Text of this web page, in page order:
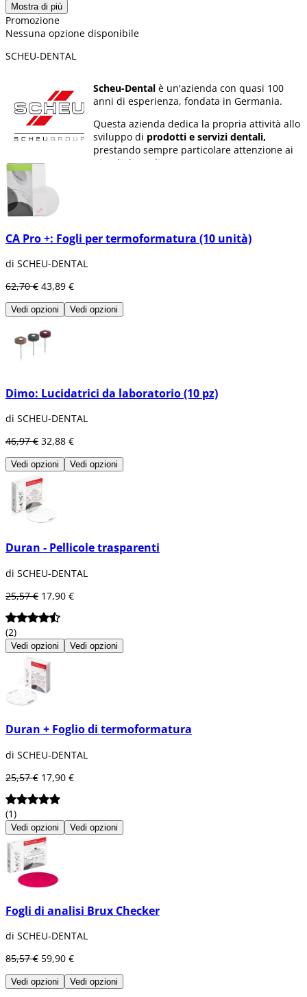
Mostra di più
Promozione
Nessuna opzione disponibile
SCHEU-DENTAL
Scheu-Dental è un'azienda con quasi 100
anni di esperienza, fondata in Germania.
Questa azienda dedica la propria attività allo
sviluppo di prodotti e servizi dentali,
prestando sempre particolare attenzione ai
piccoli dettagli.
Alcuni dei prodotti di questa azienda
certificazione.
CA Pro +: Fogli per termoformatura (10 unità)
di SCHEU-DENTAL
62,70 € 43,89 €
Vedi opzioni Vedi opzioni
Dimo: Lucidatrici da laboratorio (10 pz)
di SCHEU-DENTAL
46,97 € 32,88 €
Vedi opzioni Vedi opzioni
Duran - Pellicole trasparenti
di SCHEU-DENTAL
25,57 € 17,90 €
(2)
Vedi opzioni Vedi opzioni
Duran + Foglio di termoformatura
di SCHEU-DENTAL
25,57 € 17,90 €
(1)
Vedi opzioni Vedi opzioni
Fogli di analisi Brux Checker
di SCHEU-DENTAL
85,57 € 59,90 €
Vedi opzioni Vedi opzioni